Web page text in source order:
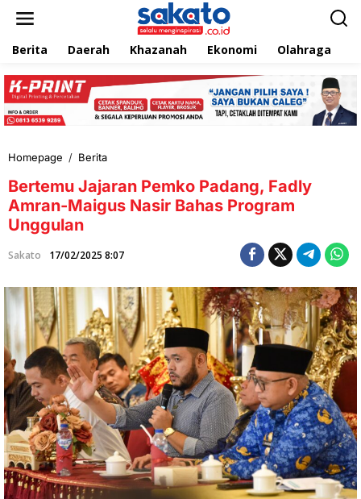
e
k
Berita Daerah Khazanah Ekonomi Olahraga
Homepage / Berita
r
t
e
J
j
a
r
a
n
P
e
m
k
o
P
a
d
a
n
Bertemu Jajaran Pemko Padang, Fadly
Amran-Maigus Nasir Bahas Program
Unggulan
Sakato 17/02/2025 8:07